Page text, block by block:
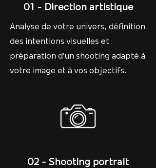
01 - Direction artistique
Analyse de votre univers, définition
des intentions visuelles et
préparation d’un shooting adapté à
votre image et à vos objectifs.
02 - Shooting portrait